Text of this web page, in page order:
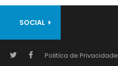
SOCIAL
Politíca de Privacidade